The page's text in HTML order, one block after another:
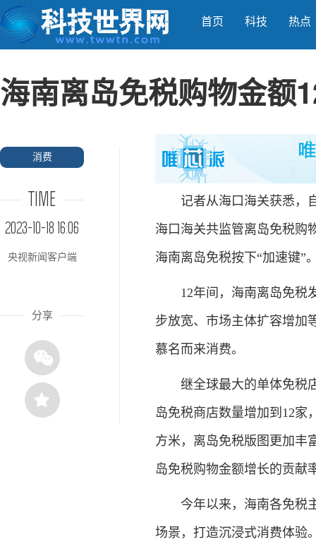
首页 科技 热点
海南离岛免税购物金额
消费
TIME
2023-10-18 16:06
央视新闻客户端
分享
记者从海口海关获悉，自
海口海关共监管离岛免税购
海南离岛免税按下“加速键”
12年间，海南离岛免税发
步放宽、市场主体扩容增加
慕名而来消费。
继全球最大的单体免税店
岛免税商店数量增加到12家
方米，离岛免税版图更加丰
岛免税购物金额增长的贡献
今年以来，海南各免税主
场景，打造沉浸式消费体验